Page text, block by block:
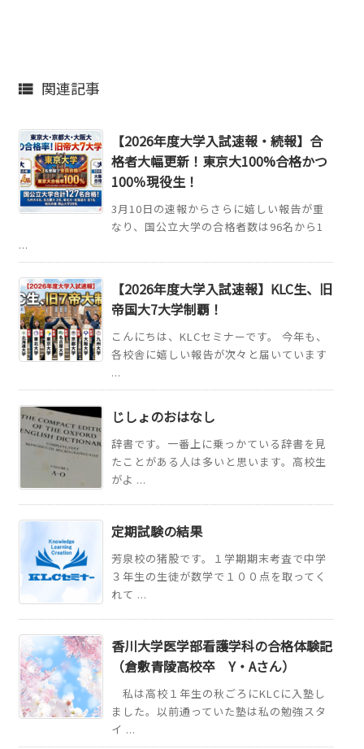
 関連記事
【2026年度大学入試速報・続報】合
格者大幅更新！東京大100%合格かつ
100％現役生！
3月10日の速報からさらに嬉しい報告が重
なり、国公立大学の合格者数は96名から1
...
【2026年度大学入試速報】KLC生、旧
帝国大7大学制覇！
こんにちは、KLCセミナーです。 今年も、
各校舎に嬉しい報告が次々と届いています
...
じしょのおはなし
辞書です。一番上に乗っかている辞書を見
たことがある人は多いと思います。高校生
がよ ...
定期試験の結果
芳泉校の猪股です。１学期期末考査で中学
３年生の生徒が数学で１００点を取ってく
れて ...
香川大学医学部看護学科の合格体験記
（倉敷青陵高校卒 Y・Aさん）
私は高校１年生の秋ごろにKLCに入塾し
ました。以前通っていた塾は私の勉強スタ
イ ...